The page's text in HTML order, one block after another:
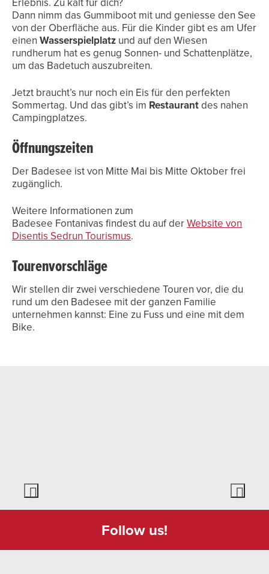
Dann nimm das Gummiboot mit und geniesse den See
von der Oberfläche aus. Für die Kinder gibt es am Ufer
einenWasserspielplatz und auf den Wiesen
rundherum hat es genug Sonnen- und Schattenplätze,
um das Badetuch auszubreiten.
Jetzt braucht’s nur noch ein Eis für den perfekten
Sommertag. Und das gibt’s im Restaurantdes nahen
Campingplatzes.
Öffnungszeiten
Der Badesee ist von Mitte Mai bis Mitte Oktober frei
zugänglich.
Weitere Informationen zum
Badesee Fontanivas findest du auf derWebsite von
Disentis Sedrun Tourismus.
Tourenvorschläge
Wir stellen dir zwei verschiedene Touren vor, die du
rund um den Badesee mit der ganzen Familie
unternehmen kannst: Eine zu Fuss und eine mit dem
Bike.
Follow us!